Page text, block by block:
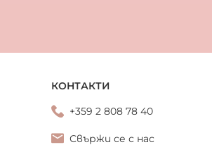
КОНТАКТИ
+359 2 808 78 40
Свържи се с нас